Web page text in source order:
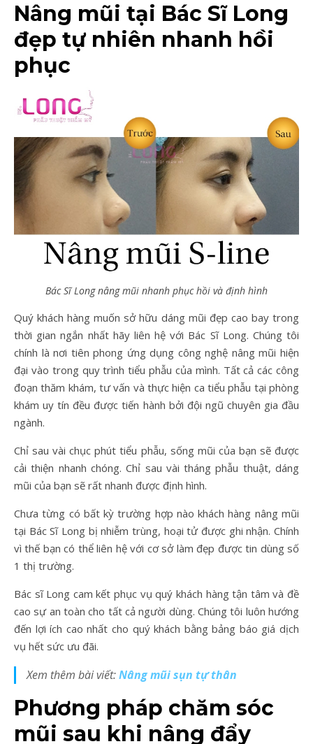
Nâng mũi tại Bác Sĩ Long
đẹp tự nhiên nhanh hồi
phục
Bác Sĩ Long nâng mũi nhanh phục hồi và định hình
Quý khách hàng muốn sở hữu dáng mũi đẹp cao bay trong
thời gian ngắn nhất hãy liên hệ với Bác Sĩ Long. Chúng tôi
chính là nơi tiên phong ứng dụng công nghệ nâng mũi hiện
đại vào trong quy trình tiểu phẫu của mình. Tất cả các công
đoạn thăm khám, tư vấn và thực hiện ca tiểu phẫu tại phòng
khám uy tín đều được tiến hành bởi đội ngũ chuyên gia đầu
ngành.
Chỉ sau vài chục phút tiểu phẫu, sống mũi của bạn sẽ được
cải thiện nhanh chóng. Chỉ sau vài tháng phẫu thuật, dáng
mũi của bạn sẽ rất nhanh được định hình.
Chưa từng có bất kỳ trường hợp nào khách hàng nâng mũi
tại Bác Sĩ Long bị nhiễm trùng, hoại tử được ghi nhận. Chính
vì thế bạn có thể liên hệ với cơ sở làm đẹp được tin dùng số
1 thị trường.
Bác sĩ Long cam kết phục vụ quý khách hàng tận tâm và đề
cao sự an toàn cho tất cả người dùng. Chúng tôi luôn hướng
đến lợi ích cao nhất cho quý khách bằng bảng báo giá dịch
vụ hết sức ưu đãi.
Xem thêm bài viết:Nâng mũi sụn tự thân
Phương pháp chăm sóc
mũi sau khi nâng đẩy